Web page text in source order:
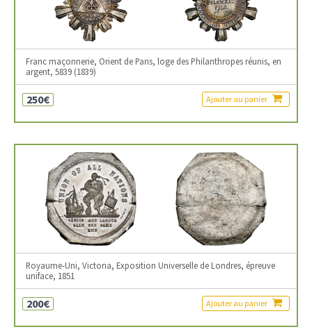
Franc maçonnerie, Orient de Paris, loge des Philanthropes réunis, en
argent, 5839 (1839)
250€ Ajouter au panier
Royaume-Uni, Victoria, Exposition Universelle de Londres, épreuve
uniface, 1851
200€ Ajouter au panier